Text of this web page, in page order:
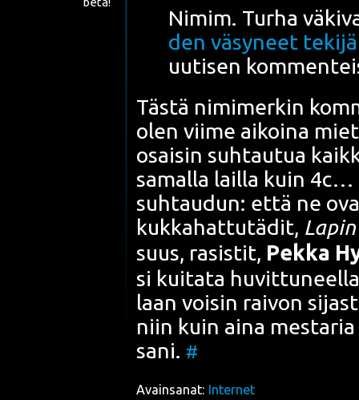
Nimim. Tur­ha
den väsy­neet
uuti­sen
Täs­tä nimi­mer­kin
olen vii­me aikoi­na
osai­sin suh­tau­tua
samal­la lail­la kuin
suh­tau­dun: että ne
kuk­ka­hat­tu­tä­dit,
suus, rasis­tit, Pek­ka
si kui­ta­ta
laan voi­sin rai­von
niin kuin aina
sa­ni. #
Avainsanat: Internet